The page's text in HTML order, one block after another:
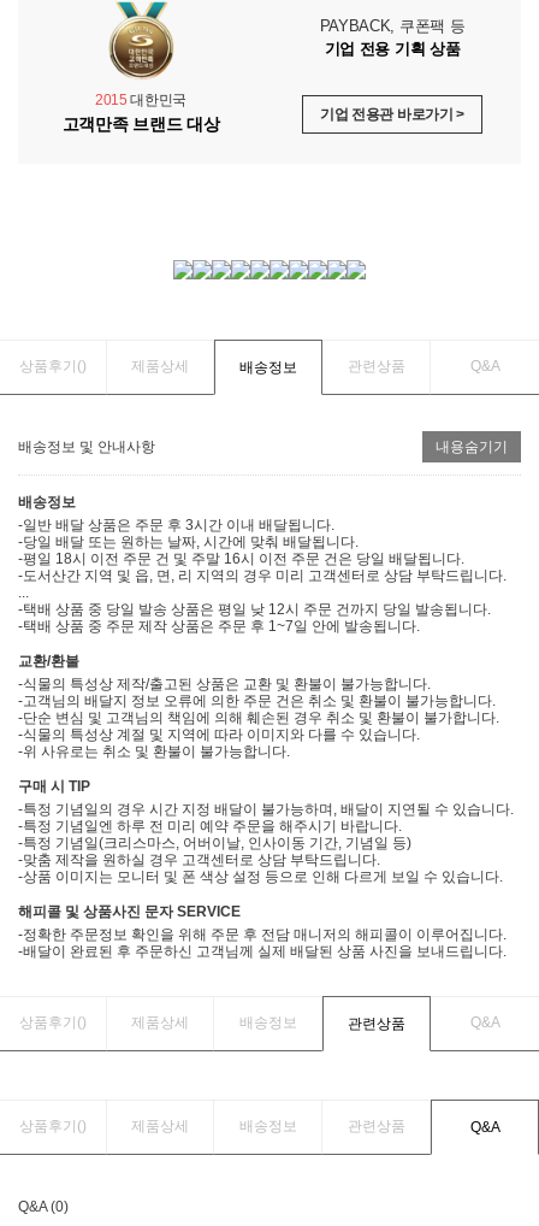
2015 대한민국
고객만족 브랜드 대상
PAYBACK, 쿠폰팩 등
기업 전용 기획 상품
기업 전용관 바로가기 >
상품후기() 제품상세 배송정보 관련상품 Q&A
배송정보 및 안내사항 내용숨기기
배송정보
-일반 배달 상품은 주문 후 3시간 이내 배달됩니다.
-당일 배달 또는 원하는 날짜, 시간에 맞춰 배달됩니다.
-평일 18시 이전 주문 건 및 주말 16시 이전 주문 건은 당일 배달됩니다.
-도서산간 지역 및 읍, 면, 리 지역의 경우 미리 고객센터로 상담 부탁드립니다.
-택배 상품 중 당일 발송 상품은 평일 낮 12시 주문 건까지 당일 발송됩니다.
-택배 상품 중 주문 제작 상품은 주문 후 1~7일 안에 발송됩니다.
교환/환불
-식물의 특성상 제작/출고된 상품은 교환 및 환불이 불가능합니다.
-고객님의 배달지 정보 오류에 의한 주문 건은 취소 및 환불이 불가능합니다.
-단순 변심 및 고객님의 책임에 의해 훼손된 경우 취소 및 환불이 불가합니다.
-식물의 특성상 계절 및 지역에 따라 이미지와 다를 수 있습니다.
-위 사유로는 취소 및 환불이 불가능합니다.
구매 시 TIP
-특정 기념일의 경우 시간 지정 배달이 불가능하며, 배달이 지연될 수 있습니다.
-특정 기념일엔 하루 전 미리 예약 주문을 해주시기 바랍니다.
-특정 기념일(크리스마스, 어버이날, 인사이동 기간, 기념일 등)
-맞춤 제작을 원하실 경우 고객센터로 상담 부탁드립니다.
-상품 이미지는 모니터 및 폰 색상 설정 등으로 인해 다르게 보일 수 있습니다.
해피콜 및 상품사진 문자 SERVICE
-정확한 주문정보 확인을 위해 주문 후 전담 매니저의 해피콜이 이루어집니다.
-배달이 완료된 후 주문하신 고객님께 실제 배달된 상품 사진을 보내드립니다.
상품후기() 제품상세 배송정보 관련상품 Q&A
상품후기() 제품상세 배송정보 관련상품 Q&A
Q&A (0)